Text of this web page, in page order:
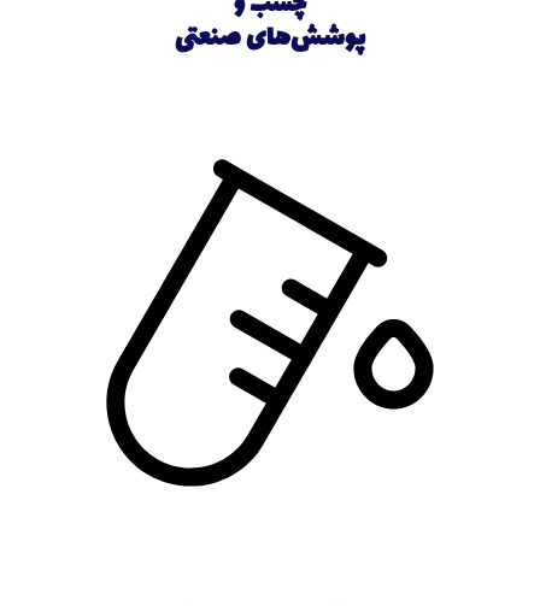
پوشش‌های صنعتی